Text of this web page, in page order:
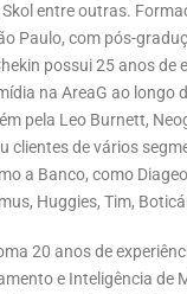
entre outras.
Paulo, com pós-
possui 25 anos de
na AreaG ao longo
pela Leo Burnett,
clientes de vários
a Banco, como
Huggies, Tim,
20 anos de
e Inteligência de